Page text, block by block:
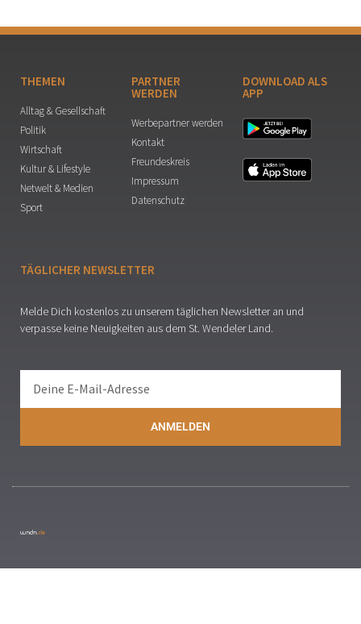
THEMEN
Alltag & Gesellschaft
Politik
Wirtschaft
Kultur & Lifestyle
Netwelt & Medien
Sport
PARTNER
WERDEN
Werbepartner werden
Kontakt
Freundeskreis
Impressum
Datenschutz
DOWNLOAD ALS
APP
TÄGLICHER NEWSLETTER
Melde Dich kostenlos zu unserem täglichen Newsletter an und
verpasse keine Neuigkeiten aus dem St. Wendeler Land.
ANMELDEN